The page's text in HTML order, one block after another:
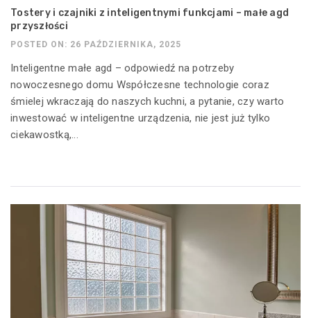
Tostery i czajniki z inteligentnymi funkcjami – małe agd
przyszłości
POSTED ON: 26 PAŹDZIERNIKA, 2025
Inteligentne małe agd – odpowiedź na potrzeby
nowoczesnego domu Współczesne technologie coraz
śmielej wkraczają do naszych kuchni, a pytanie, czy warto
inwestować w inteligentne urządzenia, nie jest już tylko
ciekawostką,...